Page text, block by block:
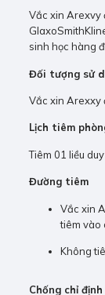
Vắc xin Arexvy
sinh học hàng
Đối tượng sử
Vắc xin Arexxy
Lịch tiêm
Tiêm 01 liều
Đường tiêm
Vắc xin
tiêm vào
Không
Chống chỉ định